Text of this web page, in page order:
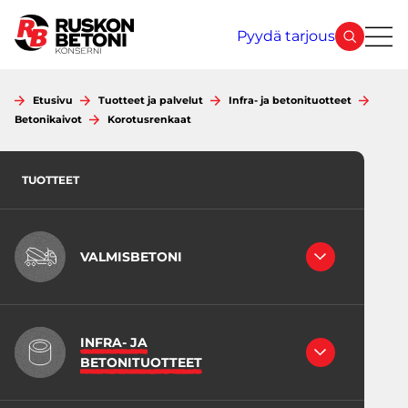
sisältöön
Pyydä tarjous
Etusivu Tuotteet ja palvelut
Infra- ja betonituotteet
Betonikaivot
Korotusrenkaat
TUOTTEET
VALMISBETONI
LATTIABETONIT
INFRABETONI
JUOTOSBETONIT
VÄHÄHIILISET BETONIT
INFRA- JA
BETONITUOTTEET